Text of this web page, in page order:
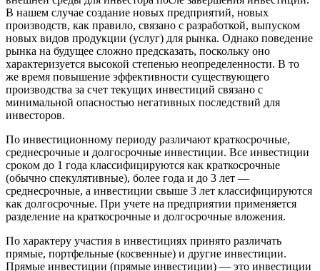
В нашем случае создание новых предприятий, новых
производств, как правило, связано с разработкой, выпуском
новых видов продукции (услуг) для рынка. Однако поведение
рынка на будущее сложно предсказать, поскольку оно
характеризуется высокой степенью неопределенности. В то
же время повышение эффективности существующего
производства за счет текущих инвестиций связано с
минимальной опасностью негативных последствий для
инвесторов.
По инвестиционному периоду различают краткосрочные,
среднесрочные и долгосрочные инвестиции. Все инвестиции
сроком до 1 года классифицируются как краткосрочные
(обычно спекулятивные), более года и до 3 лет —
среднесрочные, а инвестиции свыше 3 лет классифицируются
как долгосрочные. При учете на предприятии применяется
разделение на краткосрочные и долгосрочные вложения.
По характеру участия в инвестициях принято различать
прямые, портфельные (косвенные) и другие инвестиции.
Прямые инвестиции (прямые инвестиции) — это инвестиции